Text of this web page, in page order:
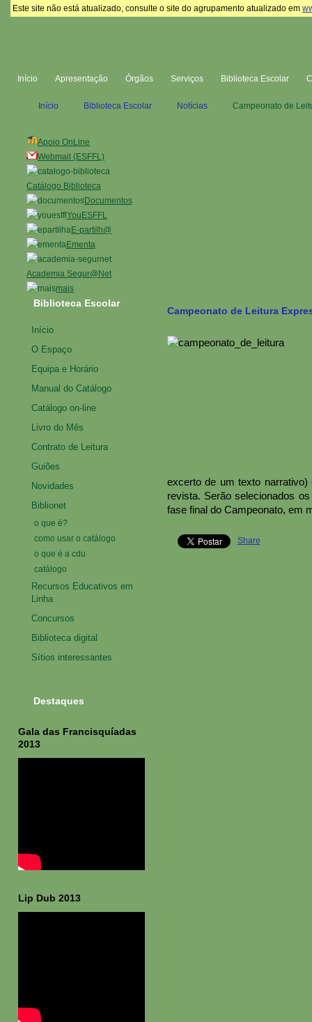
Este site não está atualizado, consulte o site do agrupamento atualizado em
Início Apresentação Órgãos Serviços Biblioteca Escolar
Apoio OnLine
Webmail (ESFFL)
Catálogo Biblioteca
Documentos
YouESFFL
E-partilh@
Ementa
Academia Segur@Net
mais
Início Biblioteca Escolar Notícias Campeonato de
Campeonato de Leitura
excerto de um texto
revista. Serão selecionados
fase final do Campeonato, em
Share
Biblioteca Escolar
Início
O Espaço
Equipa e Horário
Manual do Catálogo
Catálogo on-line
Livro do Mês
Contrato de Leitura
Guiões
Novidades
Biblionet
o que é?
como usar o catálogo
o que é a cdu
catálogo
Recursos Educativos em
Linha
Concursos
Biblioteca digital
Sítios interessantes
Destaques
Gala das Francisquíadas
2013
Lip Dub 2013